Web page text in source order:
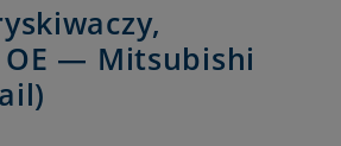
— Mitsubishi